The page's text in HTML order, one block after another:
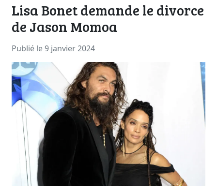
Lisa Bonet demande le divorce
de Jason Momoa
Publié le 9 janvier 2024